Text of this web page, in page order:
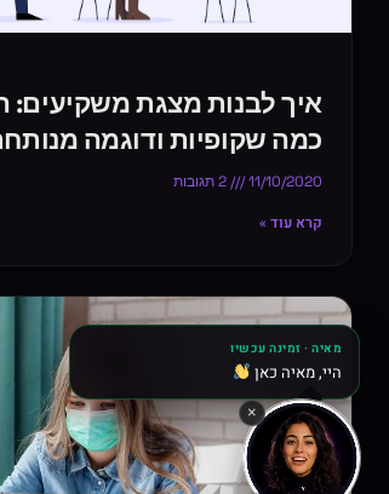
איך לבנות מצגת משקיעים:
כמה שקופיות ודוגמה
11/10/2020
קרא עוד »
מאיה · זמינה עכשיו
צ
×